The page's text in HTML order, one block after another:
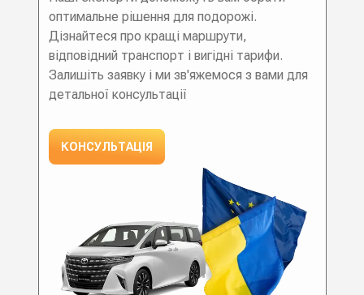
оптимальне рішення для подорожі.
Дізнайтеся про кращі маршрути,
відповідний транспорт і вигідні тарифи.
Залишіть заявку і ми зв'яжемося з вами для
детальної консультації
КОНСУЛЬТАЦІЯ